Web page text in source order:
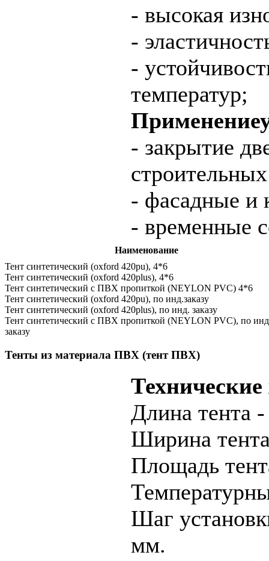
- высокая
-
-
температур;
- закрытие
- фасадные и
- временные
Наименование
Тент синтетический (oxford 420pu), 4*6
Тент синтетический (oxford 420plus), 4*6
Тент синтетический с ПВХ пропиткой (NEYLON PVC) 4*6
Тент синтетический (oxford 420pu), по инд.заказу
Тент синтетический (oxford 420plus), по инд. заказу
Тент синтетический с ПВХ пропиткой (NEYLON PVC), по
заказу
Тенты из материала ПВХ (тент ПВХ)
Длина тента
Ширина
Площадь
Шаг
мм.